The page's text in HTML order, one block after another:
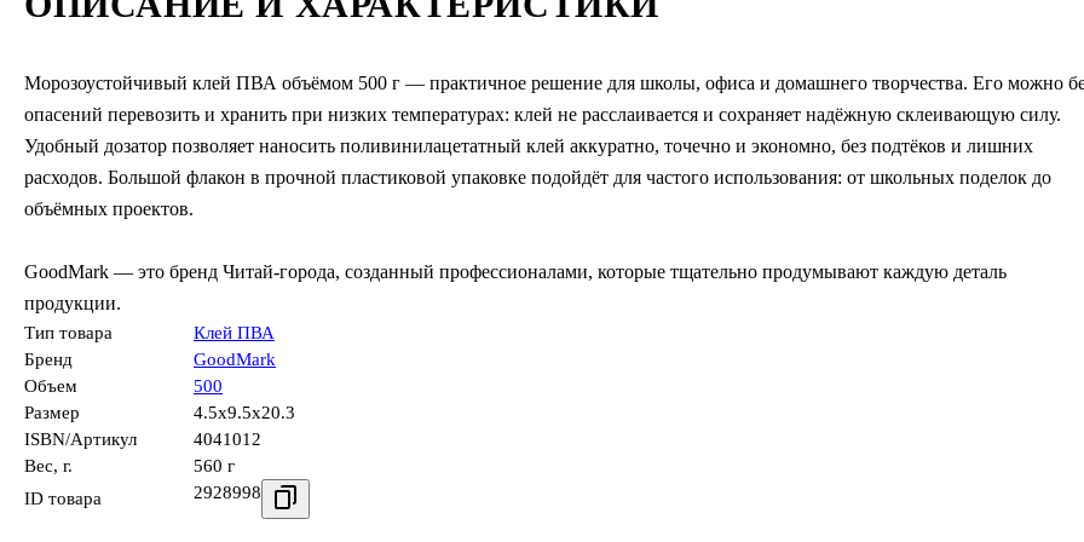
Морозоустойчивый клей ПВА объёмом 500 г — практичное решение для школы, офиса и домашнего творчества. Его можно
опасений перевозить и хранить при низких температурах: клей не расслаивается и сохраняет надёжную склеивающую силу.
Удобный дозатор позволяет наносить поливинилацетатный клей аккуратно, точечно и экономно, без подтёков и лишних
расходов. Большой флакон в прочной пластиковой упаковке подойдёт для частого использования: от школьных поделок до
объёмных проектов.
GoodMark — это бренд Читай-города, созданный профессионалами, которые тщательно продумывают каждую деталь
продукции.
Тип товара
Клей ПВА
Бренд
GoodMark
Объем
500
Размер
4.5x9.5x20.3
ISBN/Артикул
4041012
Вес, г.
560 г
ID товара
2928998